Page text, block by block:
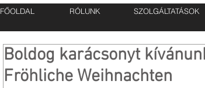
FŐOLDAL RÓLUNK SZOLGÁLTATÁSOK
Boldog karácsonyt
Fröhliche Weihnachten